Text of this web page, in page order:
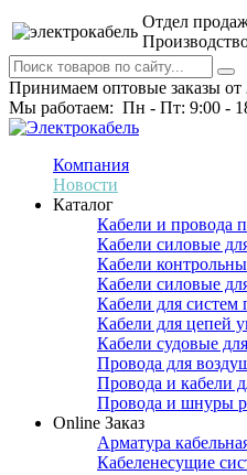
Отдел
Принимаем оптовые заказы от
Мы работаем: Пн - Пт: 9:00 -
Компания
Новости
Каталог
Кабели и провода
Кабели силовые
Кабели
Кабели силовые
Кабели для систем
Кабели для цепей
Кабели судовые
Провода для
Провода и кабели
Провода и шнуры
Online Заказ
Арматура
Кабеленесущие